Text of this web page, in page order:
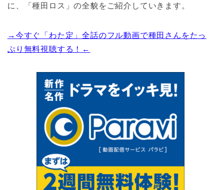
に、「種田ロス」の全貌をご紹介していきます。
→今すぐ「わた定」全話のフル動画で種田さんをたっ
ぷり無料視聴する！←